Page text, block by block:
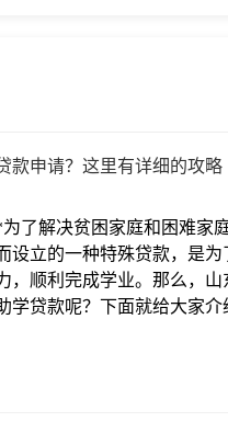
款申请？这里有详细的攻略
了解决贫困家庭和困难家
设立的一种特殊贷款，是为
，顺利完成学业。那么，山
学贷款呢？下面就给大家介